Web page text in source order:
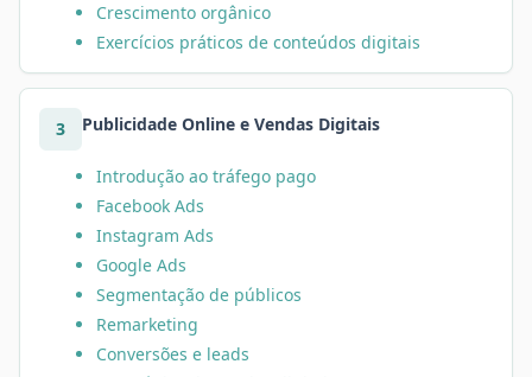
Crescimento orgânico
Exercícios práticos de conteúdos digitais
3 Publicidade Online e Vendas Digitais
Introdução ao tráfego pago
Facebook Ads
Instagram Ads
Google Ads
Segmentação de públicos
Remarketing
Conversões e leads